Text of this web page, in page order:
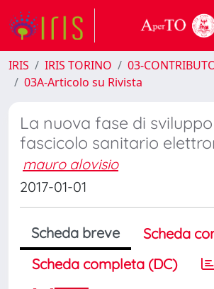
IRIS IRIS TORINO
03-
03A-Articolo su Rivista
La nuova fase di
fascicolo sanitario
mauro alovisio
2017-01-01
Scheda breve
Scheda
Scheda completa (DC)